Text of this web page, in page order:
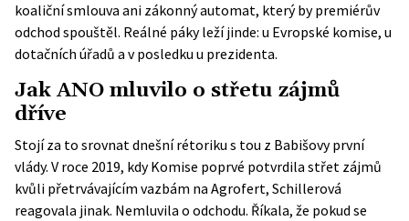
koaliční smlouva ani zákonný automat, který by premiérův
odchod spouštěl. Reálné páky leží jinde: u Evropské komise, u
dotačních úřadů a v posledku u prezidenta.
Jak ANO mluvilo o střetu zájmů
dříve
Stojí za to srovnat dnešní rétoriku s tou z Babišovy první
vlády. V roce 2019, kdy Komise poprvé potvrdila střet zájmů
kvůli přetrvávajícím vazbám na Agrofert, Schillerová
reagovala jinak. Nemluvila o odchodu. Říkala, že pokud se